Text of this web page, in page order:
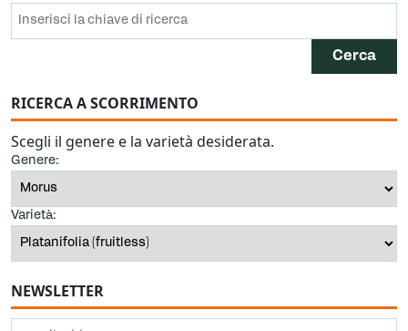
RICERCA A SCORRIMENTO
Scegli il genere e la varietà desiderata.
Genere:
Varietà:
NEWSLETTER